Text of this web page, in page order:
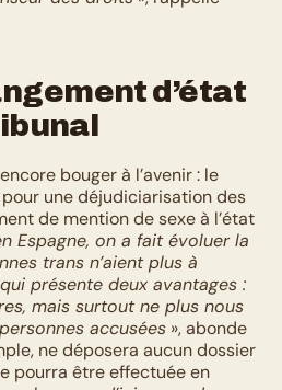
d’état
bouger à l’avenir : le
une déjudiciarisation des
de mention de sexe à l’état
Espagne, on a fait évoluer la
trans n’aient plus à
présente deux avantages :
mais surtout ne plus nous
accusées », abonde
ne déposera aucun dossier
pourra être effectuée en